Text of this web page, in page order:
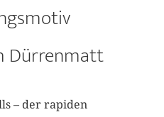
Dürrenmatt
– der rapiden